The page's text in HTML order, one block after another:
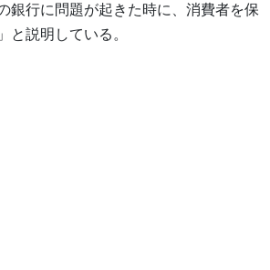
銀行に問題が起きた時に、消費者を保
と説明している。